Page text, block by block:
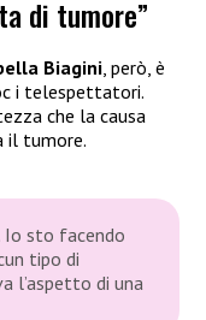
di tumore”
Biagini , però, è
i telespettatori.
che la causa
il tumore.
Io sto facendo
tipo di
l’aspetto di una